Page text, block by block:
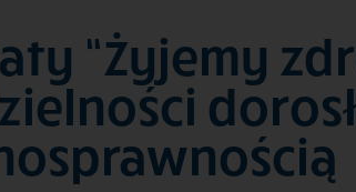
“Żyjemy